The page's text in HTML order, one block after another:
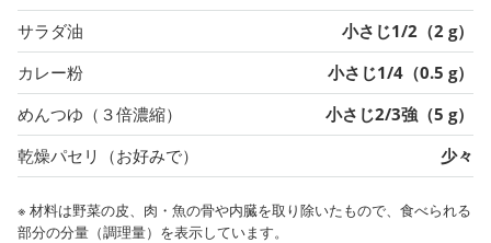
サラダ油
小さじ1/2（2 g）
カレー粉
小さじ1/4（0.5 g）
めんつゆ（３倍濃縮）
小さじ2/3強（5 g）
乾燥パセリ（お好みで）
少々
※ 材料は野菜の皮、肉・魚の骨や内臓を取り除いたもので、食べられる
部分の分量（調理量）を表示しています。